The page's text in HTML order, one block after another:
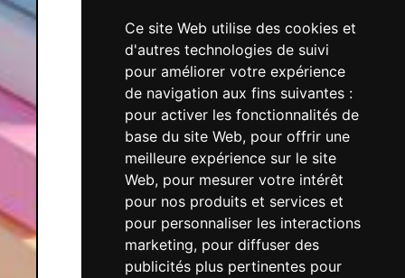
Ce site Web utilise des cookies et
d'autres technologies de suivi
pour améliorer votre expérience
de navigation aux fins suivantes :
pour activer les fonctionnalités de
base du site Web, pour offrir une
meilleure expérience sur le site
Web, pour mesurer votre intérêt
pour nos produits et services et
pour personnaliser les interactions
marketing, pour diffuser des
publicités plus pertinentes pour